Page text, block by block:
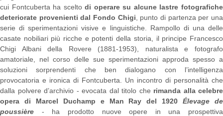
cui Fontcuberta ha sceltodi operare su alcune lastre fotografiche
deteriorate provenienti dal Fondo Chigi , punto di partenza per una
serie di sperimentazioni visive e linguistiche. Rampollo di una delle
casate nobiliari più ricche e potenti della storia, il principe Francesco
Chigi Albani della Rovere (1881-1953), naturalista e fotografo
amatoriale, nel corso delle sue sperimentazioni approda spesso a
soluzioni sorprendenti che ben dialogano con l’intelligenza
provocatoria e ironica di Fontcuberta. Un incontro di personalità che
dalla polvere d’archivio - evocata dal titolo che rimanda alla celebre
opera di Marcel Duchamp e Man Ray del 1920Élevage de
poussière
- ha prodotto nuove opere in una prospettiva